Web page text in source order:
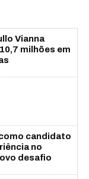
Vianna
milhões em
candidato
no
desafio